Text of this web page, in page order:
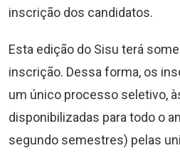
inscrição dos candidatos.
Esta edição do Sisu terá
inscrição. Dessa forma, os
um único processo seletivo,
disponibilizadas para todo o
segundo semestres) pelas